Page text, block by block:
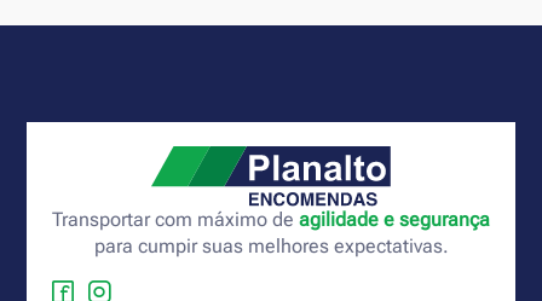
Transportar com máximo de agilidade e segurança
para cumpir suas melhores expectativas.